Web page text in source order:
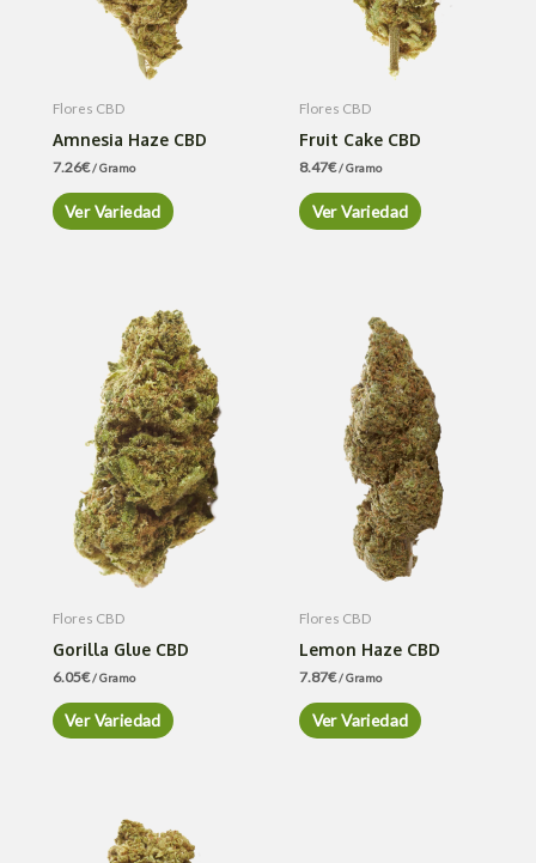
Flores CBD
Amnesia Haze CBD
7.26€/ Gramo
Ver Variedad
Flores CBD
Fruit Cake CBD
8.47€/ Gramo
Ver Variedad
Flores CBD
Gorilla Glue CBD
6.05€/ Gramo
Ver Variedad
Flores CBD
Lemon Haze CBD
7.87€/ Gramo
Ver Variedad